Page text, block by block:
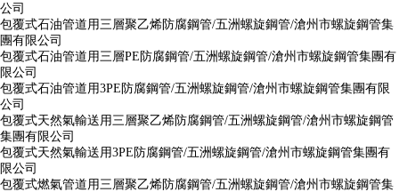
公司
包覆式石油管道用三層聚乙烯防腐鋼管/五洲螺旋鋼管/滄州市螺旋鋼管集
團有限公司
包覆式石油管道用三層PE防腐鋼管/五洲螺旋鋼管/滄州市螺旋鋼管集團有
限公司
包覆式石油管道用3PE防腐鋼管/五洲螺旋鋼管/滄州市螺旋鋼管集團有限
公司
包覆式天然氣輸送用三層聚乙烯防腐鋼管/五洲螺旋鋼管/滄州市螺旋鋼管
集團有限公司
包覆式天然氣輸送用3PE防腐鋼管/五洲螺旋鋼管/滄州市螺旋鋼管集團有
限公司
包覆式燃氣管道用三層聚乙烯防腐鋼管/五洲螺旋鋼管/滄州市螺旋鋼管集